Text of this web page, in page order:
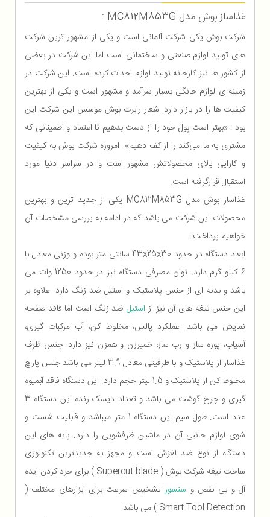
غذاساز بوش مدل MC812M853G :
شرکت بوش یکی شرکت آلمانی است و یکی از مشهور ترین شرکت
های تولید لوازم صنعتی و ساختمانی است اما این شرکت در بعضی
از کشور ها نیز کارخانه تولید لوازم احداث کرده است. این شرکت در
زمینه ی لوازم خانگی بسیار سرآمد و مشهور است و یکی از بهترین
کیفیت ها را در بازار دارد. شعار رابرت بوش موسس این شرکت این
بود : «بهتر است پول خود را از دست بدهیم تا اعتماد و اطمینانی که
مشتری به ما می‌کند را از کف دهیم». امروزه شرکت بوش به کیفیت
و کارایی بالای محصولاتش مشهور است و در سراسر دنیا مورد
استقبال قرارگرفته است.
غذاساز بوش مدل MC812M853G یکی از جدید ترین و بهترین
محصولات این شرکت می باشد که در ادامه به بررسی مشخصات آن
خواهیم پرداخت:
ابعاد دستگاه در حدود 43x25x30 سانتی‌ متر بوده و وزنی معادل با
6 کیلو گرم دارد. توان مصرفی دستگاه نیز در حدود 1250 وات می
باشد و بدنه ای از جنس پلاستیک و استیل ضد زنگ دارد. علاوه بر
این جنس تیغه های آن نیز از استیلضد زنگ است اما فاقد صفحه
نمایش می باشد. عملکرد پالس، مخلوط کن، آب مرکبات گیری،
آسیاب، پوره ساز و رب ساز، خمیرزن و همزن نیز دارد. جنس ظرف
غذاساز از پلاستیک و با ظرفیتی معادل 3.9 لیتر می باشد جنس پارچ
مخلوط کن از پلاستیک و 1.5 لیتر حجم دارد. این دستگاه فاقد آبمیوه
گیری و چرخ گوشت می باشد و تعداد دیسک رنده این دستگاه 3
عدد است. طول سیم این دستگاه 1 متر میباشد و قابلیت شست و
شوی لوازم جانبی آن در ماشین ظرفشویی را دارد. پایه های این
دستگاه از نوع ضد لغزش است و مجهز به جدیدترین تکنولوژی
ساخت تیغه شرکت بوش ( Supercut blade ) برای خرد کردن ایده
آل و بی نقص و سنسورتشخیص سرعت برای ابزارهای مختلف (
Smart Tool Detection ) می باشد.